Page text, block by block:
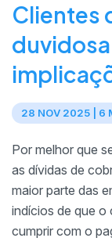
Clientes
28 NOV 2025 | 6
Por melhor que
as dívidas de
maior parte das
indícios de que o
cumprir com o